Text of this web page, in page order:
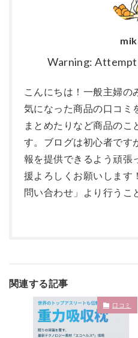
Warning:
こんにちは！一般主婦の
気になった商品の口コミ
まとめたりなど商品のこ
す。ブログは初心者です
報を提供できるよう頑張
援よろしくお願いします
問い合わせ」より行うこ
関連する記事
口コミ